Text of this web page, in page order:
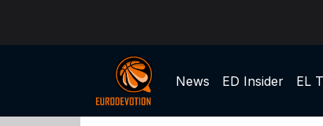
News ED Insider EL